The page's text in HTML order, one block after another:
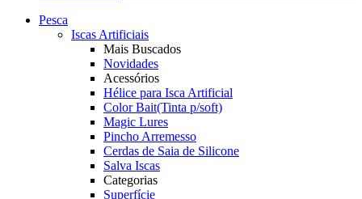
Pesca
Iscas Artificiais
Mais Buscados
Novidades
Acessórios
Hélice para Isca Artificial
Color Bait(Tinta p/soft)
Magic Lures
Pincho Arremesso
Cerdas de Saia de Silicone
Salva Iscas
Categorias
Superfície